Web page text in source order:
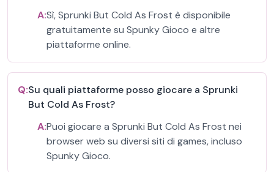
A:Sì, Sprunki But Cold As Frost è disponibile
gratuitamente su Spunky Gioco e altre
piattaforme online.
Q:Su quali piattaforme posso giocare a Sprunki
But Cold As Frost?
A:Puoi giocare a Sprunki But Cold As Frost nei
browser web su diversi siti di games, incluso
Spunky Gioco.